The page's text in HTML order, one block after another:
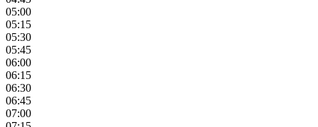
05:00
05:15
05:30
05:45
06:00
06:15
06:30
06:45
07:00